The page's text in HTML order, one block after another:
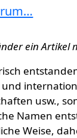
überprüft)
ein Artikel
usw.,
Namen
Weise,